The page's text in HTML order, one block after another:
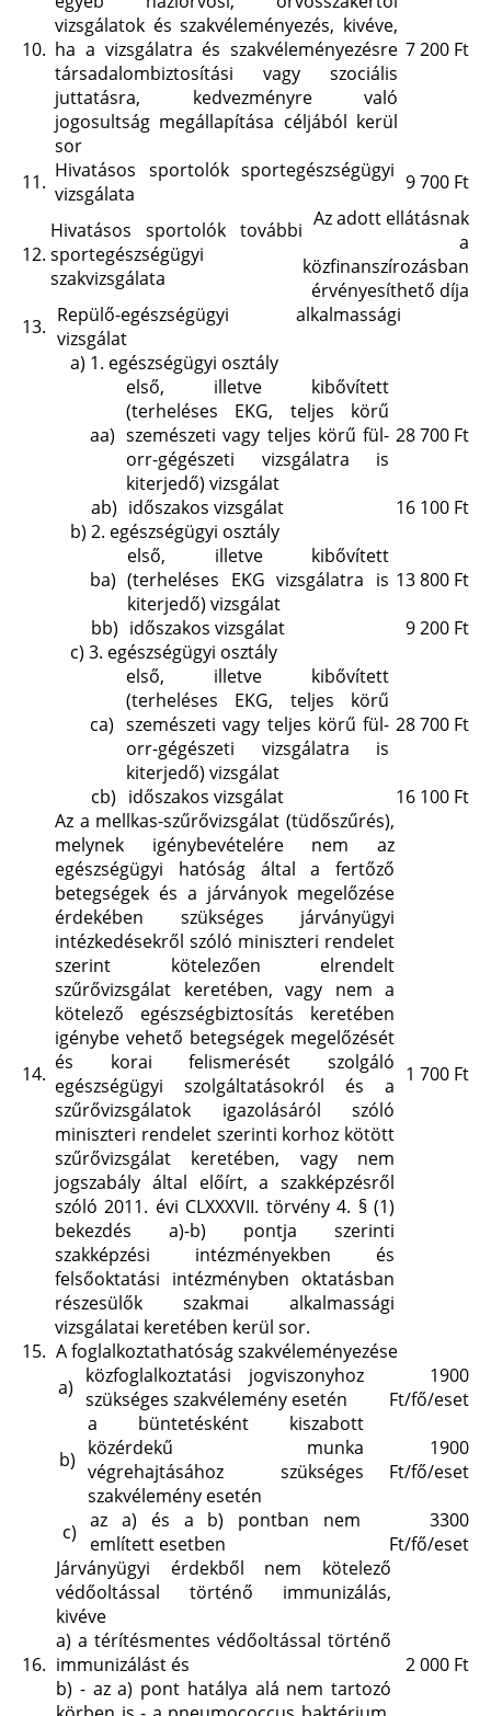
10.
vizsgálatok és szakvéleményezés, kivéve,
ha a vizsgálatra és szakvéleményezésre
társadalombiztosítási vagy szociális
juttatásra, kedvezményre való
jogosultság megállapítása céljából kerül
sor
7 200 Ft
11. Hivatásos sportolók sportegészségügyi
vizsgálata
9 700 Ft
12.
Hivatásos sportolók további
sportegészségügyi
szakvizsgálata
Az adott ellátásnak
a
közfinanszírozásban
érvényesíthető díja
13. Repülő-egészségügyi alkalmassági
vizsgálat
a) 1. egészségügyi osztály
aa)
első, illetve kibővített
(terheléses EKG, teljes körű
szemészeti vagy teljes körű fül-
orr-gégészeti vizsgálatra is
kiterjedő) vizsgálat
28 700 Ft
ab) időszakos vizsgálat
16 100 Ft
b) 2. egészségügyi osztály
ba)
első, illetve kibővített
(terheléses EKG vizsgálatra is
kiterjedő) vizsgálat
13 800 Ft
bb) időszakos vizsgálat
9 200 Ft
c) 3. egészségügyi osztály
ca)
első, illetve kibővített
(terheléses EKG, teljes körű
szemészeti vagy teljes körű fül-
orr-gégészeti vizsgálatra is
kiterjedő) vizsgálat
28 700 Ft
cb) időszakos vizsgálat 16 100 Ft
14.
Az a mellkas-szűrővizsgálat (tüdőszűrés),
melynek igénybevételére nem az
egészségügyi hatóság által a fertőző
betegségek és a járványok megelőzése
érdekében szükséges járványügyi
intézkedésekről szóló miniszteri rendelet
szerint kötelezően elrendelt
szűrővizsgálat keretében, vagy nem a
kötelező egészségbiztosítás keretében
igénybe vehető betegségek megelőzését
és korai felismerését szolgáló
egészségügyi szolgáltatásokról és a
szűrővizsgálatok igazolásáról szóló
miniszteri rendelet szerinti korhoz kötött
szűrővizsgálat keretében, vagy nem
jogszabály által előírt, a szakképzésről
szóló 2011. évi CLXXXVII. törvény 4. § (1)
bekezdés a)-b) pontja szerinti
szakképzési intézményekben és
felsőoktatási intézményben oktatásban
részesülők szakmai alkalmassági
vizsgálatai keretében kerül sor.
1 700 Ft
15. A foglalkoztathatóság szakvéleményezése
a) közfoglalkoztatási jogviszonyhoz
szükséges szakvélemény esetén
1900
Ft/fő/eset
b)
a büntetésként kiszabott
közérdekű munka
végrehajtásához szükséges
szakvélemény esetén
1900
Ft/fő/eset
c) az a) és a b) pontban nem
említett esetben
3300
Ft/fő/eset
16.
Járványügyi érdekből nem kötelező
védőoltással történő immunizálás,
kivéve
a) a térítésmentes védőoltással történő
immunizálást és
b) - aza) pont hatálya alá nem tartozó
2 000 Ft